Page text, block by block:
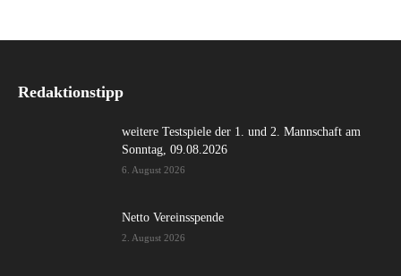
Redaktionstipp
weitere Testspiele der 1. und 2. Mannschaft am
Sonntag, 09.08.2026
6. August 2026
Netto Vereinsspende
2. August 2026